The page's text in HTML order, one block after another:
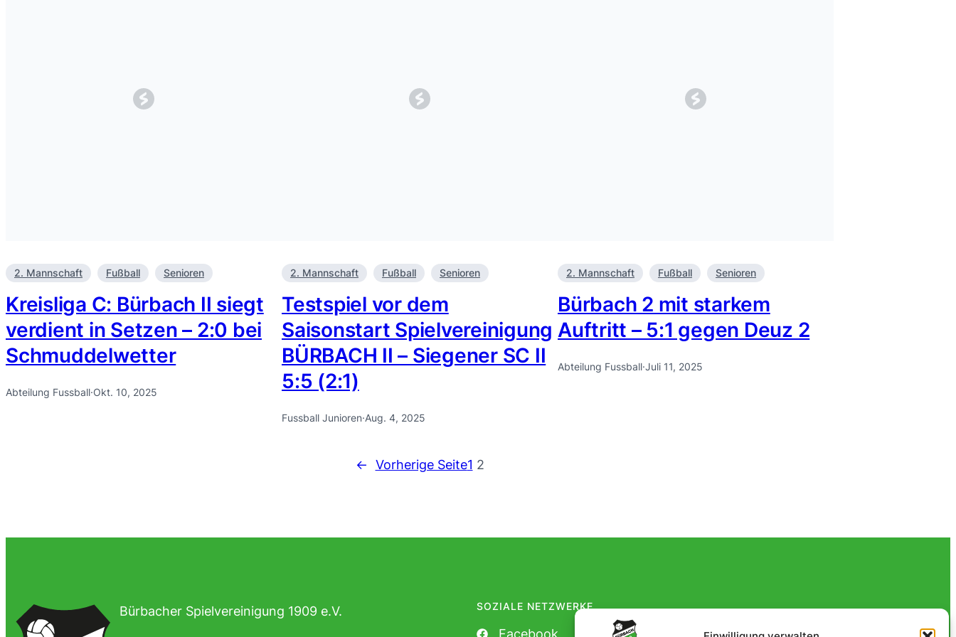
2. Mannschaft Fußball Senioren
Kreisliga C: Bürbach II siegt
verdient in Setzen – 2:0 bei
Schmuddelwetter
Abteilung Fussball·Okt. 10, 2025
2. Mannschaft Fußball Senioren
Testspiel vor dem
Saisonstart Spielvereinigung
BÜRBACH II – Siegener SC II
5:5 (2:1)
Fussball Junioren·Aug. 4, 2025
2. Mannschaft Fußball Senioren
Bürbach 2 mit starkem
Auftritt – 5:1 gegen Deuz 2
Abteilung Fussball·Juli 11, 2025
← Vorherige Seite1 2
Bürbacher Spielvereinigung 1909 e.V. SOZIALE NETZWERKE
Facebook